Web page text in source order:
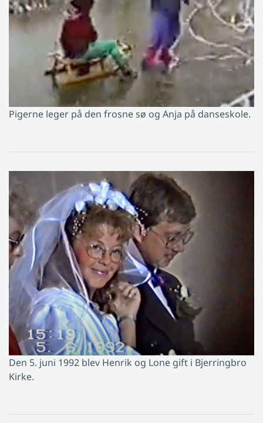
Pigerne leger på den frosne sø og Anja på danseskole.
Den 5. juni 1992 blev Henrik og Lone gift i Bjerringbro
Kirke.